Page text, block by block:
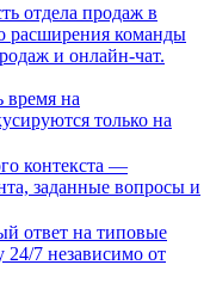
отдела продаж в
расширения команды
и онлайн-чат.
время на
только на
контекста —
заданные вопросы и
ответ на типовые
24/7 независимо от